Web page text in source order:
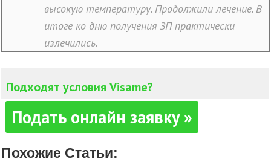
высокую температуру. Продолжили лечение. В
итоге ко дню получения ЗП практически
излечились.
Подходят условия Visame?
Подать онлайн заявку »
Похожие Статьи: